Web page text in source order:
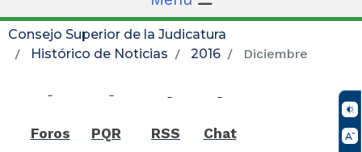
Consejo Superior de la Judicatura
Histórico de Noticias
2016 Diciembre
Foros PQR RSS Chat